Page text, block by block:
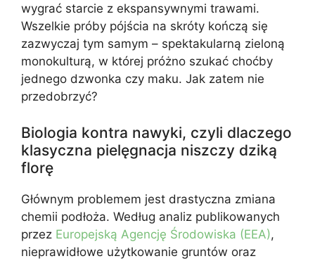
wygrać starcie z ekspansywnymi trawami.
Wszelkie próby pójścia na skróty kończą się
zazwyczaj tym samym – spektakularną zieloną
monokulturą, w której próżno szukać choćby
jednego dzwonka czy maku. Jak zatem nie
przedobrzyć?
Biologia kontra nawyki, czyli dlaczego
klasyczna pielęgnacja niszczy dziką
florę
Głównym problemem jest drastyczna zmiana
chemii podłoża. Według analiz publikowanych
przez Europejską Agencję Środowiska (EEA),
nieprawidłowe użytkowanie gruntów oraz